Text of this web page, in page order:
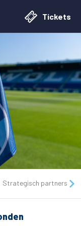
Tickets
Strategisch partners